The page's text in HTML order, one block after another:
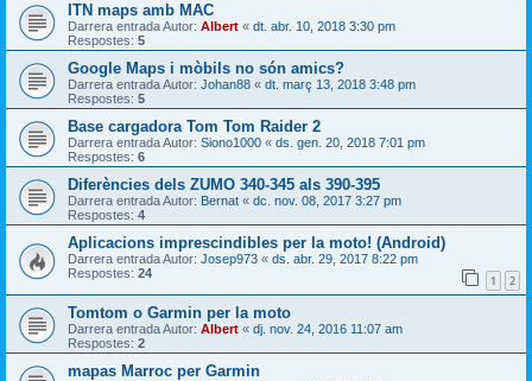
ITN maps amb MAC
Darrera entrada Autor: Albert « dt. abr. 10, 2018 3:30 pm
Respostes: 5
Google Maps i mòbils no són amics?
Darrera entrada Autor: Johan88 « dt. març 13, 2018 3:48 pm
Respostes: 5
Base cargadora Tom Tom Raider 2
Darrera entrada Autor: Siono1000 « ds. gen. 20, 2018 7:01 pm
Respostes: 6
Diferències dels ZUMO 340-345 als 390-395
Darrera entrada Autor: Bernat « dc. nov. 08, 2017 3:27 pm
Respostes: 4
Aplicacions imprescindibles per la moto! (Android)
Darrera entrada Autor: Josep973 « ds. abr. 29, 2017 8:22 pm
Respostes: 24 1 2
Tomtom o Garmin per la moto
Darrera entrada Autor: Albert « dj. nov. 24, 2016 11:07 am
Respostes: 2
mapas Marroc per Garmin